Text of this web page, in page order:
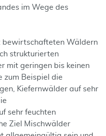
im Wege des
bewirtschafteten Wäldern
strukturierten
mit geringen bis keinen
zum Beispiel die
Kiefernwälder auf sehr
sehr feuchten
Ziel Mischwälder